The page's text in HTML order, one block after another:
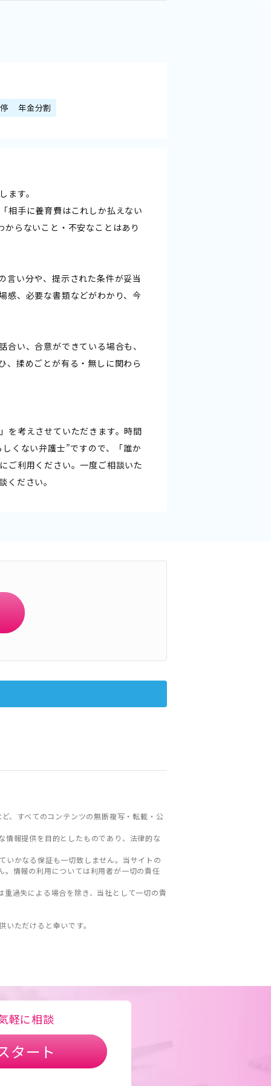
年金分割
ます。
相手に養育費はこれしか払えない
らないこと・不安なことはあり
言い分や、提示された条件が妥当
感、必要な書類などがわかり、今
い、合意ができている場合も、
、揉めごとが有る・無しに関わら
を考えさせていただきます。時間
くない弁護士”ですので、「誰か
ご利用ください。一度ご相談いた
ださい。
、すべてのコンテンツの無断複写・転載・公
報提供を目的としたものであり、法律的な
いかなる保証も一切致しません。当サイトの
情報の利用については利用者が一切の責任
過失による場合を除き、当社として一切の責
ただけると幸いです。
軽に相談
タート